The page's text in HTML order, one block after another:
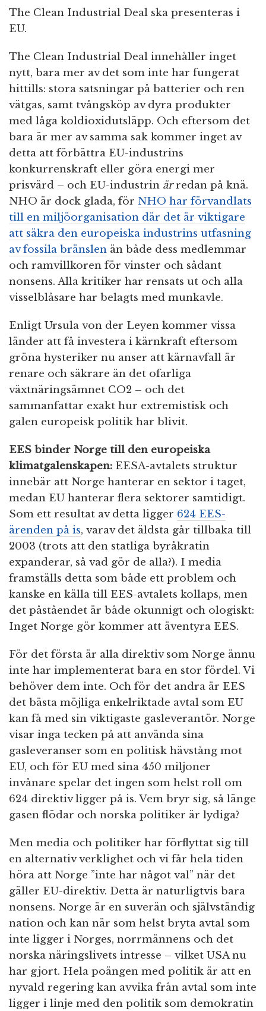
The Clean Industrial Deal ska presenteras i
EU.
The Clean Industrial Deal innehåller inget
nytt, bara mer av det som inte har fungerat
hittills: stora satsningar på batterier och ren
vätgas, samt tvångsköp av dyra produkter
med låga koldioxidutsläpp. Och eftersom det
bara är mer av samma sak kommer inget av
detta att förbättra EU-industrins
konkurrenskraft eller göra energi mer
prisvärd – och EU-industrin ärredan på knä.
NHO är dock glada, för NHO har förvandlats
till en miljöorganisation där det är viktigare
att säkra den europeiska industrins utfasning
av fossila bränslen än både dess medlemmar
och ramvillkoren för vinster och sådant
nonsens. Alla kritiker har rensats ut och alla
visselblåsare har belagts med munkavle.
Enligt Ursula von der Leyen kommer vissa
länder att få investera i kärnkraft eftersom
gröna hysteriker nu anser att kärnavfall är
renare och säkrare än det ofarliga
växtnäringsämnet CO2 – och det
sammanfattar exakt hur extremistisk och
galen europeisk politik har blivit.
EES binder Norge till den europeiska
klimatgalenskapen: EESA-avtalets struktur
innebär att Norge hanterar en sektor i taget,
medan EU hanterar flera sektorer samtidigt.
Som ett resultat av detta ligger 624 EES-
ärenden på is, varav det äldsta går tillbaka till
2003 (trots att den statliga byråkratin
expanderar, så vad gör de alla?). I media
framställs detta som både ett problem och
kanske en källa till EES-avtalets kollaps, men
det påståendet är både okunnigt och ologiskt:
Inget Norge gör kommer att äventyra EES.
För det första är alla direktiv som Norge ännu
inte har implementerat bara en stor fördel. Vi
behöver dem inte. Och för det andra är EES
det bästa möjliga enkelriktade avtal som EU
kan få med sin viktigaste gasleverantör. Norge
visar inga tecken på att använda sina
gasleveranser som en politisk hävstång mot
EU, och för EU med sina 450 miljoner
invånare spelar det ingen som helst roll om
624 direktiv ligger på is. Vem bryr sig, så länge
gasen flödar och norska politiker är lydiga?
Men media och politiker har förflyttat sig till
en alternativ verklighet och vi får hela tiden
höra att Norge ”inte har något val” när det
gäller EU-direktiv. Detta är naturligtvis bara
nonsens. Norge är en suverän och självständig
nation och kan när som helst bryta avtal som
inte ligger i Norges, norrmännens och det
norska näringslivets intresse – vilket USA nu
har gjort. Hela poängen med politik är att en
nyvald regering kan avvika från avtal som inte
ligger i linje med den politik som demokratin